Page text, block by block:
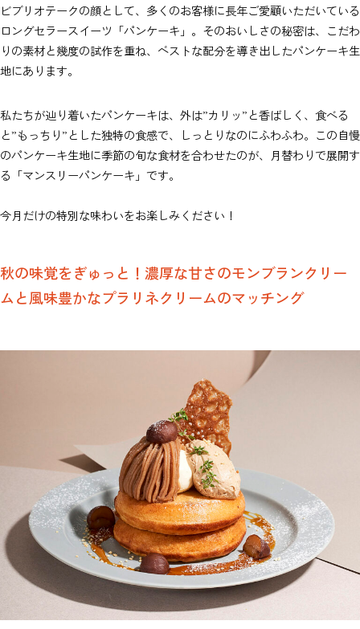
ビブリオテークの顔として、多くのお客様に長年ご愛顧いただいている
ロングセラースイーツ「パンケーキ」。そのおいしさの秘密は、こだわ
りの素材と幾度の試作を重ね、ベストな配分を導き出したパンケーキ生
地にあります。
私たちが辿り着いたパンケーキは、外は”カリッ”と香ばしく、食べる
と”もっちり”とした独特の食感で、しっとりなのにふわふわ。この自慢
のパンケーキ生地に季節の旬な食材を合わせたのが、月替わりで展開す
る「マンスリーパンケーキ」です。
今月だけの特別な味わいをお楽しみください！
秋の味覚をぎゅっと！濃厚な甘さのモンブランクリー
ムと風味豊かなプラリネクリームのマッチング